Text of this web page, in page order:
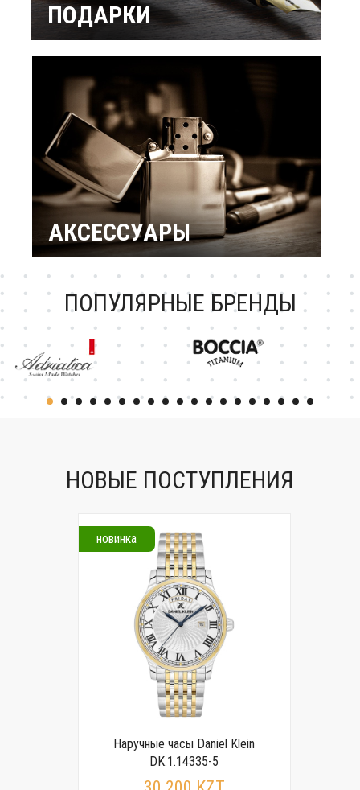
ПОДАРКИ
Повод / Событие
Зодиака
Подарок ребенку
Подарки по
профессиям и
увлечениям
Подарочный
сертификат
АКСЕССУАРЫ
ПОПУЛЯРНЫЕ БРЕНДЫ
НОВЫЕ ПОСТУПЛЕНИЯ
новинка
Наручные часы Daniel Klein
DK.1.14335-5